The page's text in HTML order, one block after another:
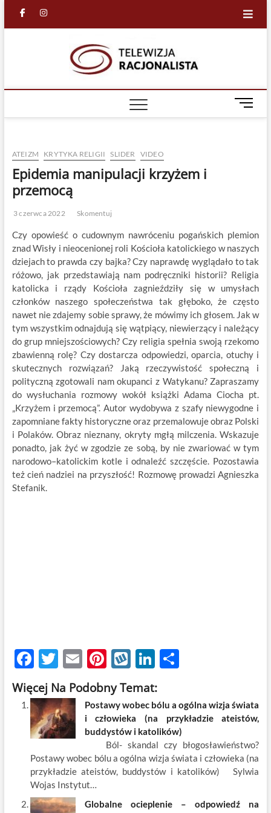
facebook
in
M
e
ATEIZM KRYTYKA RELIGII SLIDER VIDEO
Epidemia manipulacji krzyżem i
przemocą
3 czerwca 2022 Skomentuj
Czy opowieść o cudownym nawróceniu pogańskich plemion
znad Wisły i nieocenionej roli Kościoła katolickiego w naszych
dziejach to prawda czy bajka? Czy naprawdę wyglądało to tak
różowo, jak przedstawiają nam podręczniki historii? Religia
katolicka i rządy Kościoła zagnieździły się w umysłach
członków naszego społeczeństwa tak głęboko, że często
nawet nie zdajemy sobie sprawy, że mówimy ich głosem. Jak w
tym wszystkim odnajdują się wątpiący, niewierzący i należący
do grup mniejszościowych? Czy religia spełnia swoją rzekomo
zbawienną rolę? Czy dostarcza odpowiedzi, oparcia, otuchy i
skutecznych rozwiązań? Jaką rzeczywistość społeczną i
polityczną zgotowali nam okupanci z Watykanu? Zapraszamy
do wysłuchania rozmowy wokół książki Adama Ciocha pt.
„Krzyżem i przemocą”. Autor wydobywa z szafy niewygodne i
zapomniane fakty historyczne oraz przemalowuje obraz Polski
i Polaków. Obraz nieznany, okryty mgłą milczenia. Wskazuje
ponadto, jak żyć w zgodzie ze sobą, by nie zwariować w tym
narodowo–katolickim kotle i odnaleźć szczęście. Pozostawia
też cień nadziei na przyszłość! Rozmowę prowadzi Agnieszka
Stefanik.
F
ac
e
b
o
o
k
T
w
itt
er
E
m
ail
Pi
nt
er
es
t
W
k
o
p
Li
k
e
dI
n
S
ar
e
Więcej Na Podobny Temat:
Postawy wobec bólu a ogólna wizja świata
i człowieka (na przykładzie ateistów,
buddystów i katolików)
Ból- skandal czy błogosławieństwo?
Postawy wobec bólu a ogólna wizja świata i człowieka (na
przykładzie ateistów, buddystów i katolików) Sylwia
Wojas Instytut…
Globalne ocieplenie – odpowiedź na